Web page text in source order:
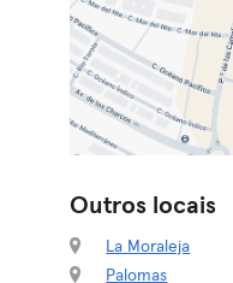
Outros locais
La Moraleja
Palomas